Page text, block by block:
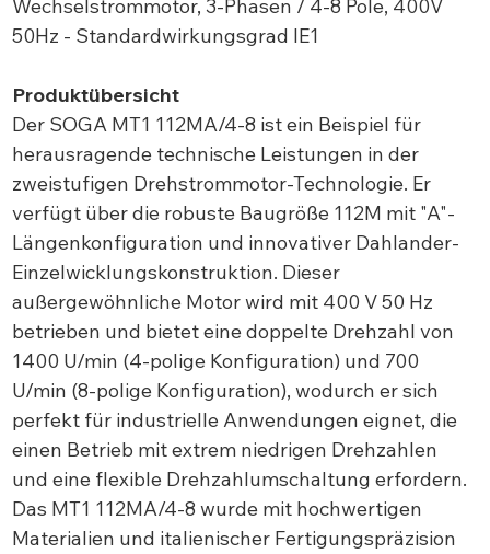
Wechselstrommotor, 3-Phasen / 4-8 Pole, 400V
50Hz - Standardwirkungsgrad IE1
Produktübersicht
Der SOGA MT1 112MA/4-8 ist ein Beispiel für
herausragende technische Leistungen in der
zweistufigen Drehstrommotor-Technologie. Er
verfügt über die robuste Baugröße 112M mit "A"-
Längenkonfiguration und innovativer Dahlander-
Einzelwicklungskonstruktion. Dieser
außergewöhnliche Motor wird mit 400 V 50 Hz
betrieben und bietet eine doppelte Drehzahl von
1400 U/min (4-polige Konfiguration) und 700
U/min (8-polige Konfiguration), wodurch er sich
perfekt für industrielle Anwendungen eignet, die
einen Betrieb mit extrem niedrigen Drehzahlen
und eine flexible Drehzahlumschaltung erfordern.
Das MT1 112MA/4-8 wurde mit hochwertigen
Materialien und italienischer Fertigungspräzision